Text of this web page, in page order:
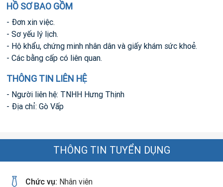
HỒ SƠ BAO GỒM
- Đơn xin việc.
- Sơ yếu lý lịch.
- Hộ khẩu, chứng minh nhân dân và giấy khám sức khoẻ.
- Các bằng cấp có liên quan.
THÔNG TIN LIÊN HỆ
- Người liên hệ: TNHH Hưng Thịnh
- Địa chỉ: Gò Vấp
THÔNG TIN TUYỂN DỤNG
Chức vụ: Nhân viên